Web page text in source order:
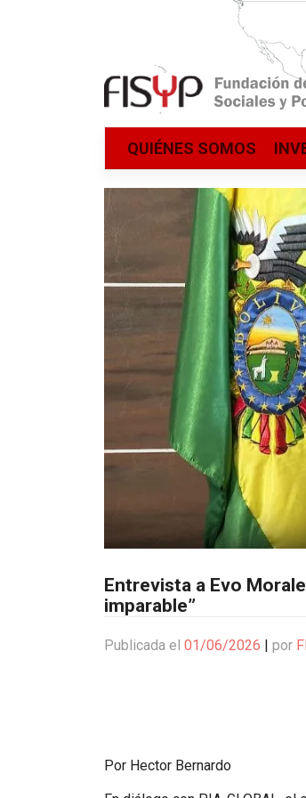
QUIÉNES SOMOS
Entrevista a Evo
imparable”
Publicada el 01/06/2026 | por
Por Hector Bernardo